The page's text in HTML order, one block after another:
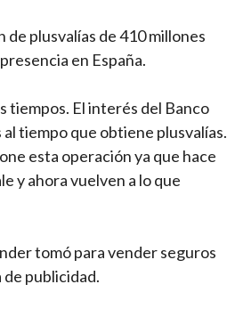
plusvalías de 410 millones
en España.
tiempos. El interés del Banco
tiempo que obtiene plusvalías.
esta operación ya que hace
y ahora vuelven a lo que
tomó para vender seguros
publicidad.